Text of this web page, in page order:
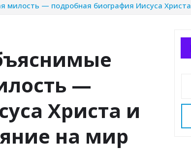
— подробная биография Иисуса
—
Христа и
на мир